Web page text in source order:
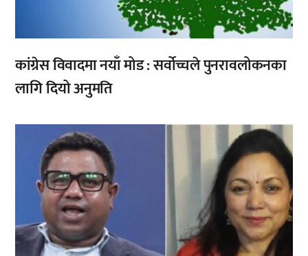
कांग्रेस विवादमा नयाँ मोड : सर्वोच्चले पुनरावलोकनका
लागि दियो अनुमति